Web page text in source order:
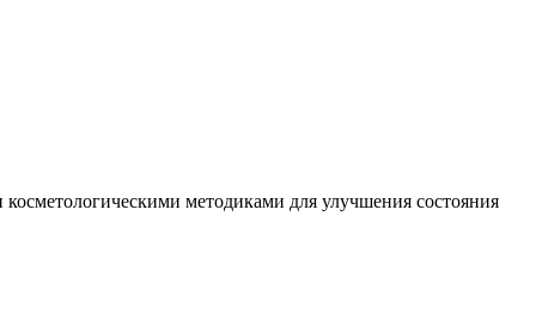
методиками для улучшения состояния